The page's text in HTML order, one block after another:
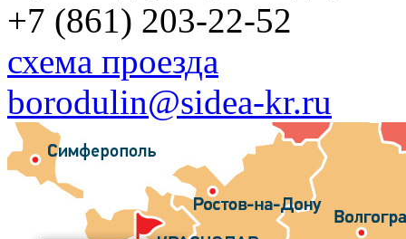
+7 (861) 203-22-52
схема проезда
borodulin@sidea-kr.ru